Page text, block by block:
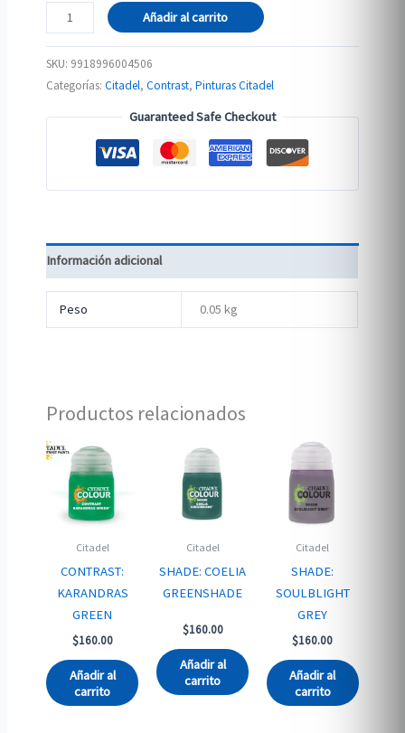
CONTRAST:
IMPERIAL
cantidad
Añadir al carrito
SKU: 9918996004506
Categorías:Citadel,Contrast,Pinturas Citadel
Guaranteed Safe Checkout
Información adicional
Peso 0.05 kg
Productos relacionados
Citadel
CONTRAST:
KARANDRAS
GREEN
$160.00
Añadir al
carrito
Citadel
SHADE: COELIA
GREENSHADE
$160.00
Añadir al
carrito
Citadel
SHADE:
SOULBLIGHT
GREY
$160.00
Añadir al
carrito